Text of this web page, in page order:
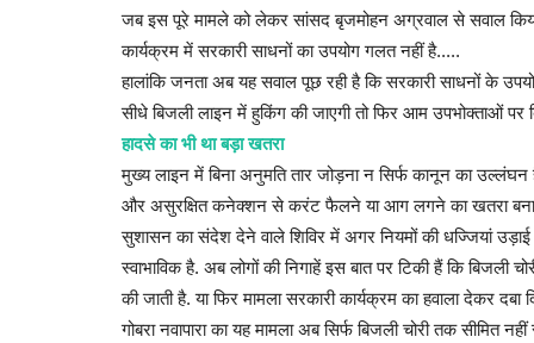
जब इस पूरे मामले को लेकर सांसद बृजमोहन अग्रवाल से सवाल
कार्यक्रम में सरकारी साधनों का उपयोग गलत नहीं है.....
हालांकि जनता अब यह सवाल पूछ रही है कि सरकारी साधनों के
सीधे बिजली लाइन में हुकिंग की जाएगी तो फिर आम उपभोक्ताओं पर
हादसे का भी था बड़ा खतरा
मुख्य लाइन में बिना अनुमति तार जोड़ना न सिर्फ कानून का उल्लंघन
और असुरक्षित कनेक्शन से करंट फैलने या आग लगने का खतरा बना
सुशासन का संदेश देने वाले शिविर में अगर नियमों की धज्जियां
स्वाभाविक है. अब लोगों की निगाहें इस बात पर टिकी हैं कि बिजली
की जाती है. या फिर मामला सरकारी कार्यक्रम का हवाला देकर दबा
गोबरा नवापारा का यह मामला अब सिर्फ बिजली चोरी तक